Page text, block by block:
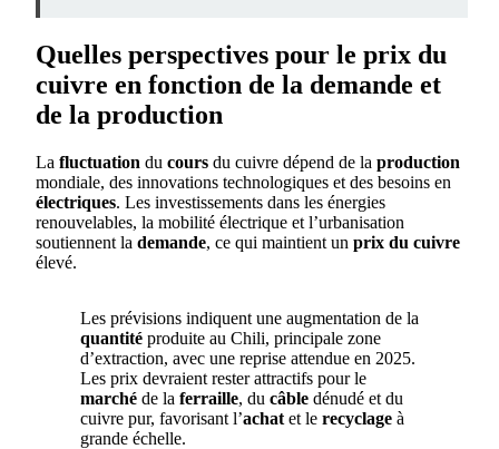
Quelles perspectives pour le prix du
cuivre en fonction de la demande et
de la production
La fluctuation du cours du cuivre dépend de la production
mondiale, des innovations technologiques et des besoins en
électriques. Les investissements dans les énergies
renouvelables, la mobilité électrique et l’urbanisation
soutiennent la demande, ce qui maintient un prix du cuivre
élevé.
Les prévisions indiquent une augmentation de la
quantité produite au Chili, principale zone
d’extraction, avec une reprise attendue en 2025.
Les prix devraient rester attractifs pour le
marché de la ferraille, du câble dénudé et du
cuivre pur, favorisant l’achat et le recyclage à
grande échelle.